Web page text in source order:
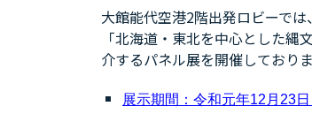
大館能代空港2階出発ロビーで
「北海道・東北を中心とした
介するパネル展を開催しておりま
展示期間：令和元年12月23